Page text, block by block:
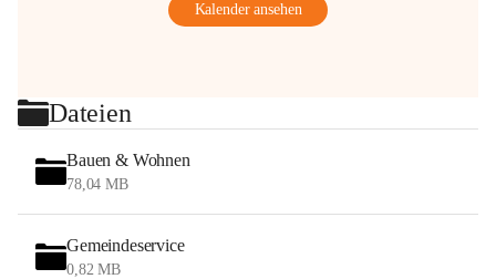
Kalender ansehen
Dateien
Bauen & Wohnen
78,04 MB
Gemeindeservice
0,82 MB